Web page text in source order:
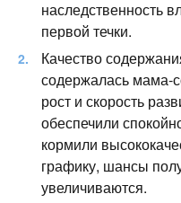
наследственность
первой течки.
Качество
содержалась мама-
рост и скорость
обеспечили
кормили
графику, шансы
увеличиваются.